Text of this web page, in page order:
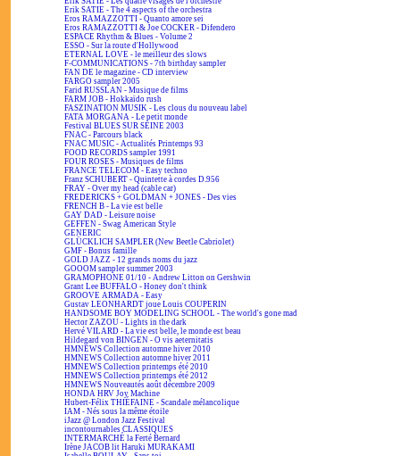
Erik SATIE - The 4 aspects of the orchestra
Eros RAMAZZOTTI - Quanto amore sei
Eros RAMAZZOTTI & Joe COCKER - Difendero
ESPACE Rhythm & Blues - Volume 2
ESSO - Sur la route d'Hollywood
ETERNAL LOVE - le meilleur des slows
F-COMMUNICATIONS - 7th birthday sampler
FAN DE le magazine - CD interview
FARGO sampler 2005
Farid RUSSLAN - Musique de films
FARM JOB - Hokkaïdo rush
FASZINATION MUSIK - Les clous du nouveau label
FATA MORGANA - Le petit monde
Festival BLUES SUR SEINE 2003
FNAC - Parcours black
FNAC MUSIC - Actualités Printemps 93
FOOD RECORDS sampler 1991
FOUR ROSES - Musiques de films
FRANCE TELECOM - Easy techno
Franz SCHUBERT - Quintette à cordes D.956
FRAY - Over my head (cable car)
FREDERICKS + GOLDMAN + JONES - Des vies
FRENCH B - La vie est belle
GAY DAD - Leisure noise
GEFFEN - Swag American Style
GENERIC
GLÜCKLICH SAMPLER (New Beetle Cabriolet)
GMF - Bonus famille
GOLD JAZZ - 12 grands noms du jazz
GOOOM sampler summer 2003
GRAMOPHONE 01/10 - Andrew Litton on Gershwin
Grant Lee BUFFALO - Honey don't think
GROOVE ARMADA - Easy
Gustav LEONHARDT joue Louis COUPERIN
HANDSOME BOY MODELING SCHOOL - The world's gone mad
Hector ZAZOU - Lights in the dark
Hervé VILARD - La vie est belle, le monde est beau
Hildegard von BINGEN - O vis aeternitatis
HMNEWS Collection automne hiver 2010
HMNEWS Collection automne hiver 2011
HMNEWS Collection printemps été 2010
HMNEWS Collection printemps été 2012
HMNEWS Nouveautés août décembre 2009
HONDA HRV Joy Machine
Hubert-Félix THIÉFAINE - Scandale mélancolique
IAM - Nés sous la même étoile
iJazz @ London Jazz Festival
incontournables CLASSIQUES
INTERMARCHÉ la Ferté Bernard
Irène JACOB lit Haruki MURAKAMI